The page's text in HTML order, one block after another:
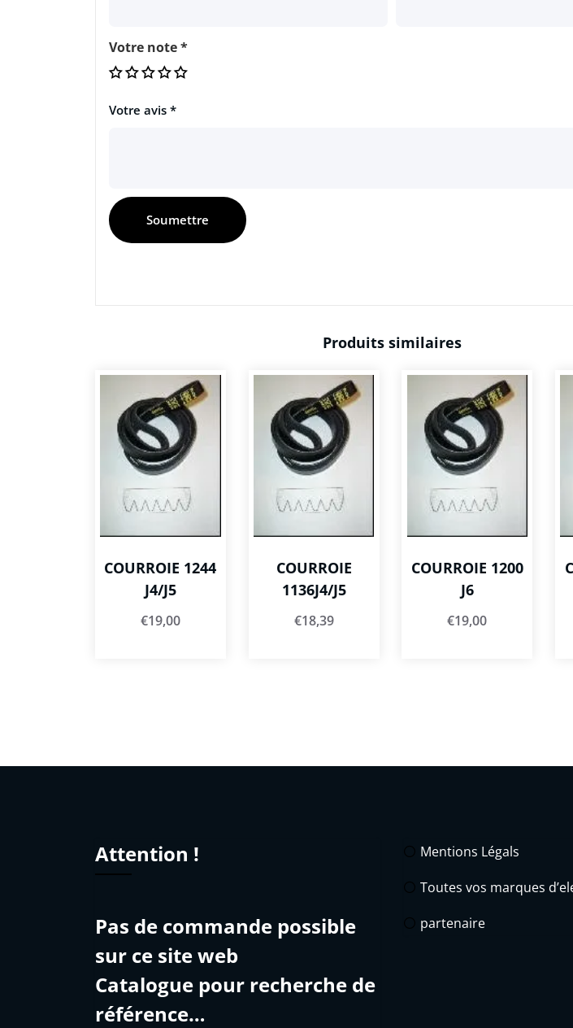
Votre note*
Votre avis *
Produits similaires
COURROIE 1244
J4/J5
€19,00
COURROIE
1136J4/J5
€18,39
COURROIE 1200
J6
€19,00
Attention !
Pas de commande possible
sur ce site web
Catalogue pour recherche de
référence…
Mentions Légals
Toutes vos marques
partenaire